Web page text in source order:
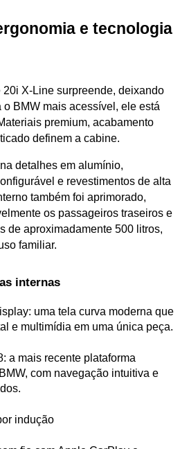
e tecnologia
X-Line surpreende, deixando
BMW mais acessível, ele está
premium, acabamento
definem a cabine.
detalhes em alumínio,
e revestimentos de alta
também foi aprimorado,
os passageiros traseiros e
de aproximadamente 500 litros,
familiar.
internas
uma tela curva moderna que
e multimídia em uma única peça.
a mais recente plataforma
com navegação intuitiva e
indução